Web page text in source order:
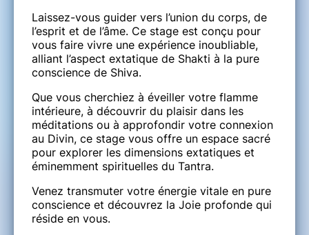
Laissez-vous guider vers l’union du corps, de
l’esprit et de l’âme. Ce stage est conçu pour
vous faire vivre une expérience inoubliable,
alliant l’aspect extatique de Shakti à la pure
conscience de Shiva.
Que vous cherchiez à éveiller votre flamme
intérieure, à découvrir du plaisir dans les
méditations ou à approfondir votre connexion
au Divin, ce stage vous offre un espace sacré
pour explorer les dimensions extatiques et
éminemment spirituelles du Tantra.
Venez transmuter votre énergie vitale en pure
conscience et découvrez la Joie profonde qui
réside en vous.